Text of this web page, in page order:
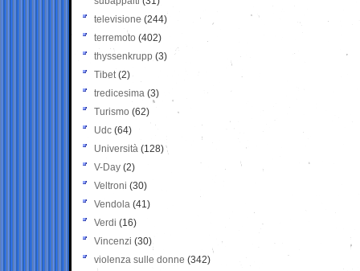
televisione(244)
terremoto (402)
thyssenkrupp (3)
Tibet(2)
tredicesima (3)
Turismo (62)
Udc (64)
Università (128)
V-Day (2)
Veltroni (30)
Vendola (41)
Verdi (16)
Vincenzi (30)
violenza sulle donne (342)